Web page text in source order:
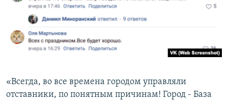
«Всегда, во все времена городом управляли
отставники, по понятным причинам! Город - База